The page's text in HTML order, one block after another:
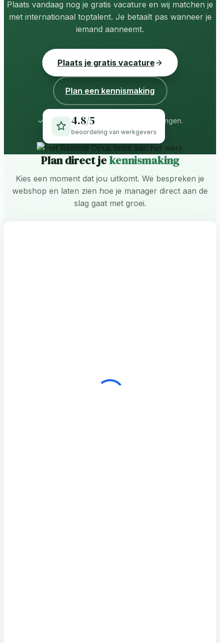
Plaats vandaag nog je gratis vacature en wij matchen je
met internationaal toptalent. Je betaalt pas wanneer je
iemand aanneemt.
Plaats je gratis vacature
Plan een kennismaking
Gratis en vrijblijvend, geen verplichtingen.
4.8/5
beoordeling van werkgevers
Plan direct jekennismaking
Kies een moment dat jou uitkomt. We bespreken je
webshop en laten zien hoe je manager direct aan de
slag gaat met groei.